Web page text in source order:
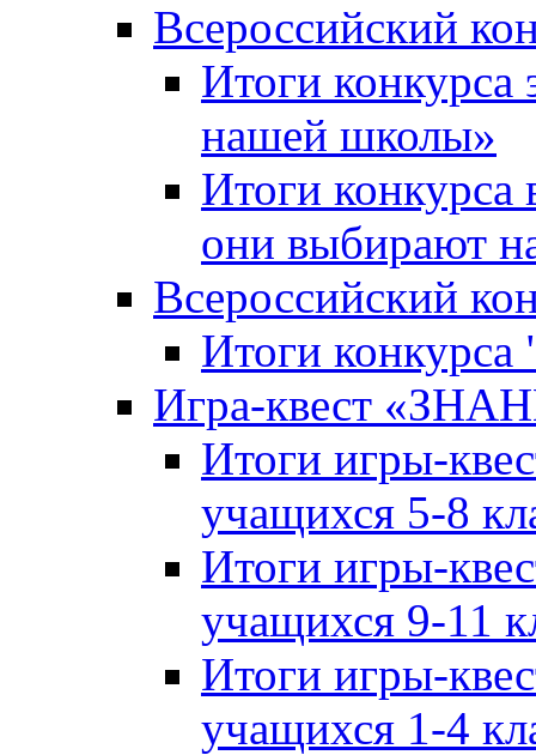
Всероссийский
Итоги
нашей школы»
Итоги конкурса
они выбирают
Всероссийский
Итоги
Игра-квест
Итоги игры-
учащихся 5-8
Итоги игры-
учащихся 9-11
Итоги игры-
учащихся 1-4